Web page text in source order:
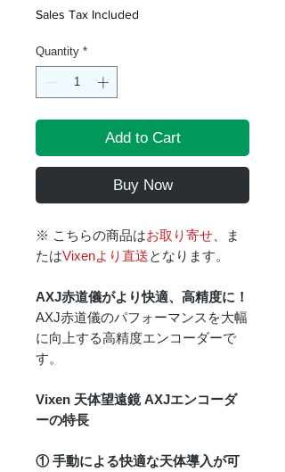
Sales Tax Included
Quantity *
Add to Cart
Buy Now
※ こちらの商品はお取り寄せ 、ま
たはVixenより直送となります。
AXJ赤道儀がより快適、高精度に！
AXJ赤道儀のパフォーマンスを大幅
に向上する高精度エンコーダーで
す。
Vixen 天体望遠鏡 AXJエンコーダ
ーの特長
① 手動による快適な天体導入が可